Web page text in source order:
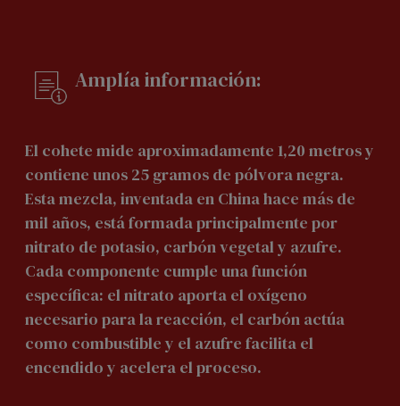
Amplía información:
El cohete mide aproximadamente 1,20 metros y
contiene unos 25 gramos de pólvora negra.
Esta mezcla, inventada en China hace más de
mil años, está formada principalmente por
nitrato de potasio, carbón vegetal y azufre.
Cada componente cumple una función
específica: el nitrato aporta el oxígeno
necesario para la reacción, el carbón actúa
como combustible y el azufre facilita el
encendido y acelera el proceso.